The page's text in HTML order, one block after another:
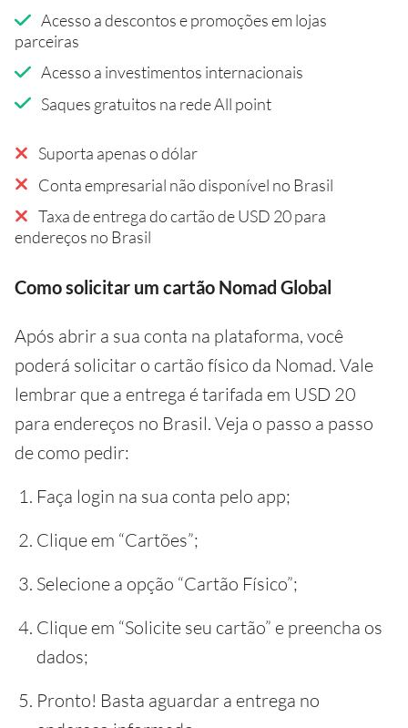
Acesso a descontos e promoções em lojas
parceiras
Acesso a investimentos internacionais
Saques gratuitos na rede All point
Suporta apenas o dólar
Conta empresarial não disponível no Brasil
Taxa de entrega do cartão de USD 20 para
endereços no Brasil
Como solicitar um cartão Nomad Global
Após abrir a sua conta na plataforma, você
poderá solicitar o cartão físico da Nomad. Vale
lembrar que a entrega é tarifada em USD 20
para endereços no Brasil. Veja o passo a passo
de como pedir:
Faça login na sua conta pelo app;
Clique em “Cartões”;
Selecione a opção “Cartão Físico”;
Clique em “Solicite seu cartão” e preencha os
dados;
Pronto! Basta aguardar a entrega no